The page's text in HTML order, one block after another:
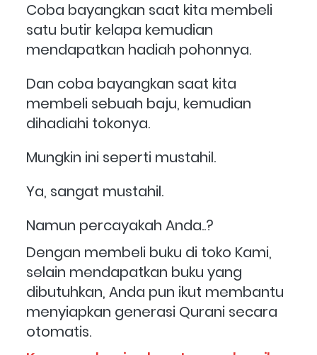
Coba bayangkan saat kita membeli
satu butir kelapa kemudian
mendapatkan hadiah pohonnya.
Dan coba bayangkan saat kita
membeli sebuah baju, kemudian
dihadiahi tokonya.
Mungkin ini seperti mustahil.
Ya, sangat mustahil.
Namun percayakah Anda..?
Dengan membeli buku di toko Kami,
selain mendapatkan buku yang
dibutuhkan, Anda pun ikut membantu
menyiapkan generasi Qurani secara
otomatis.